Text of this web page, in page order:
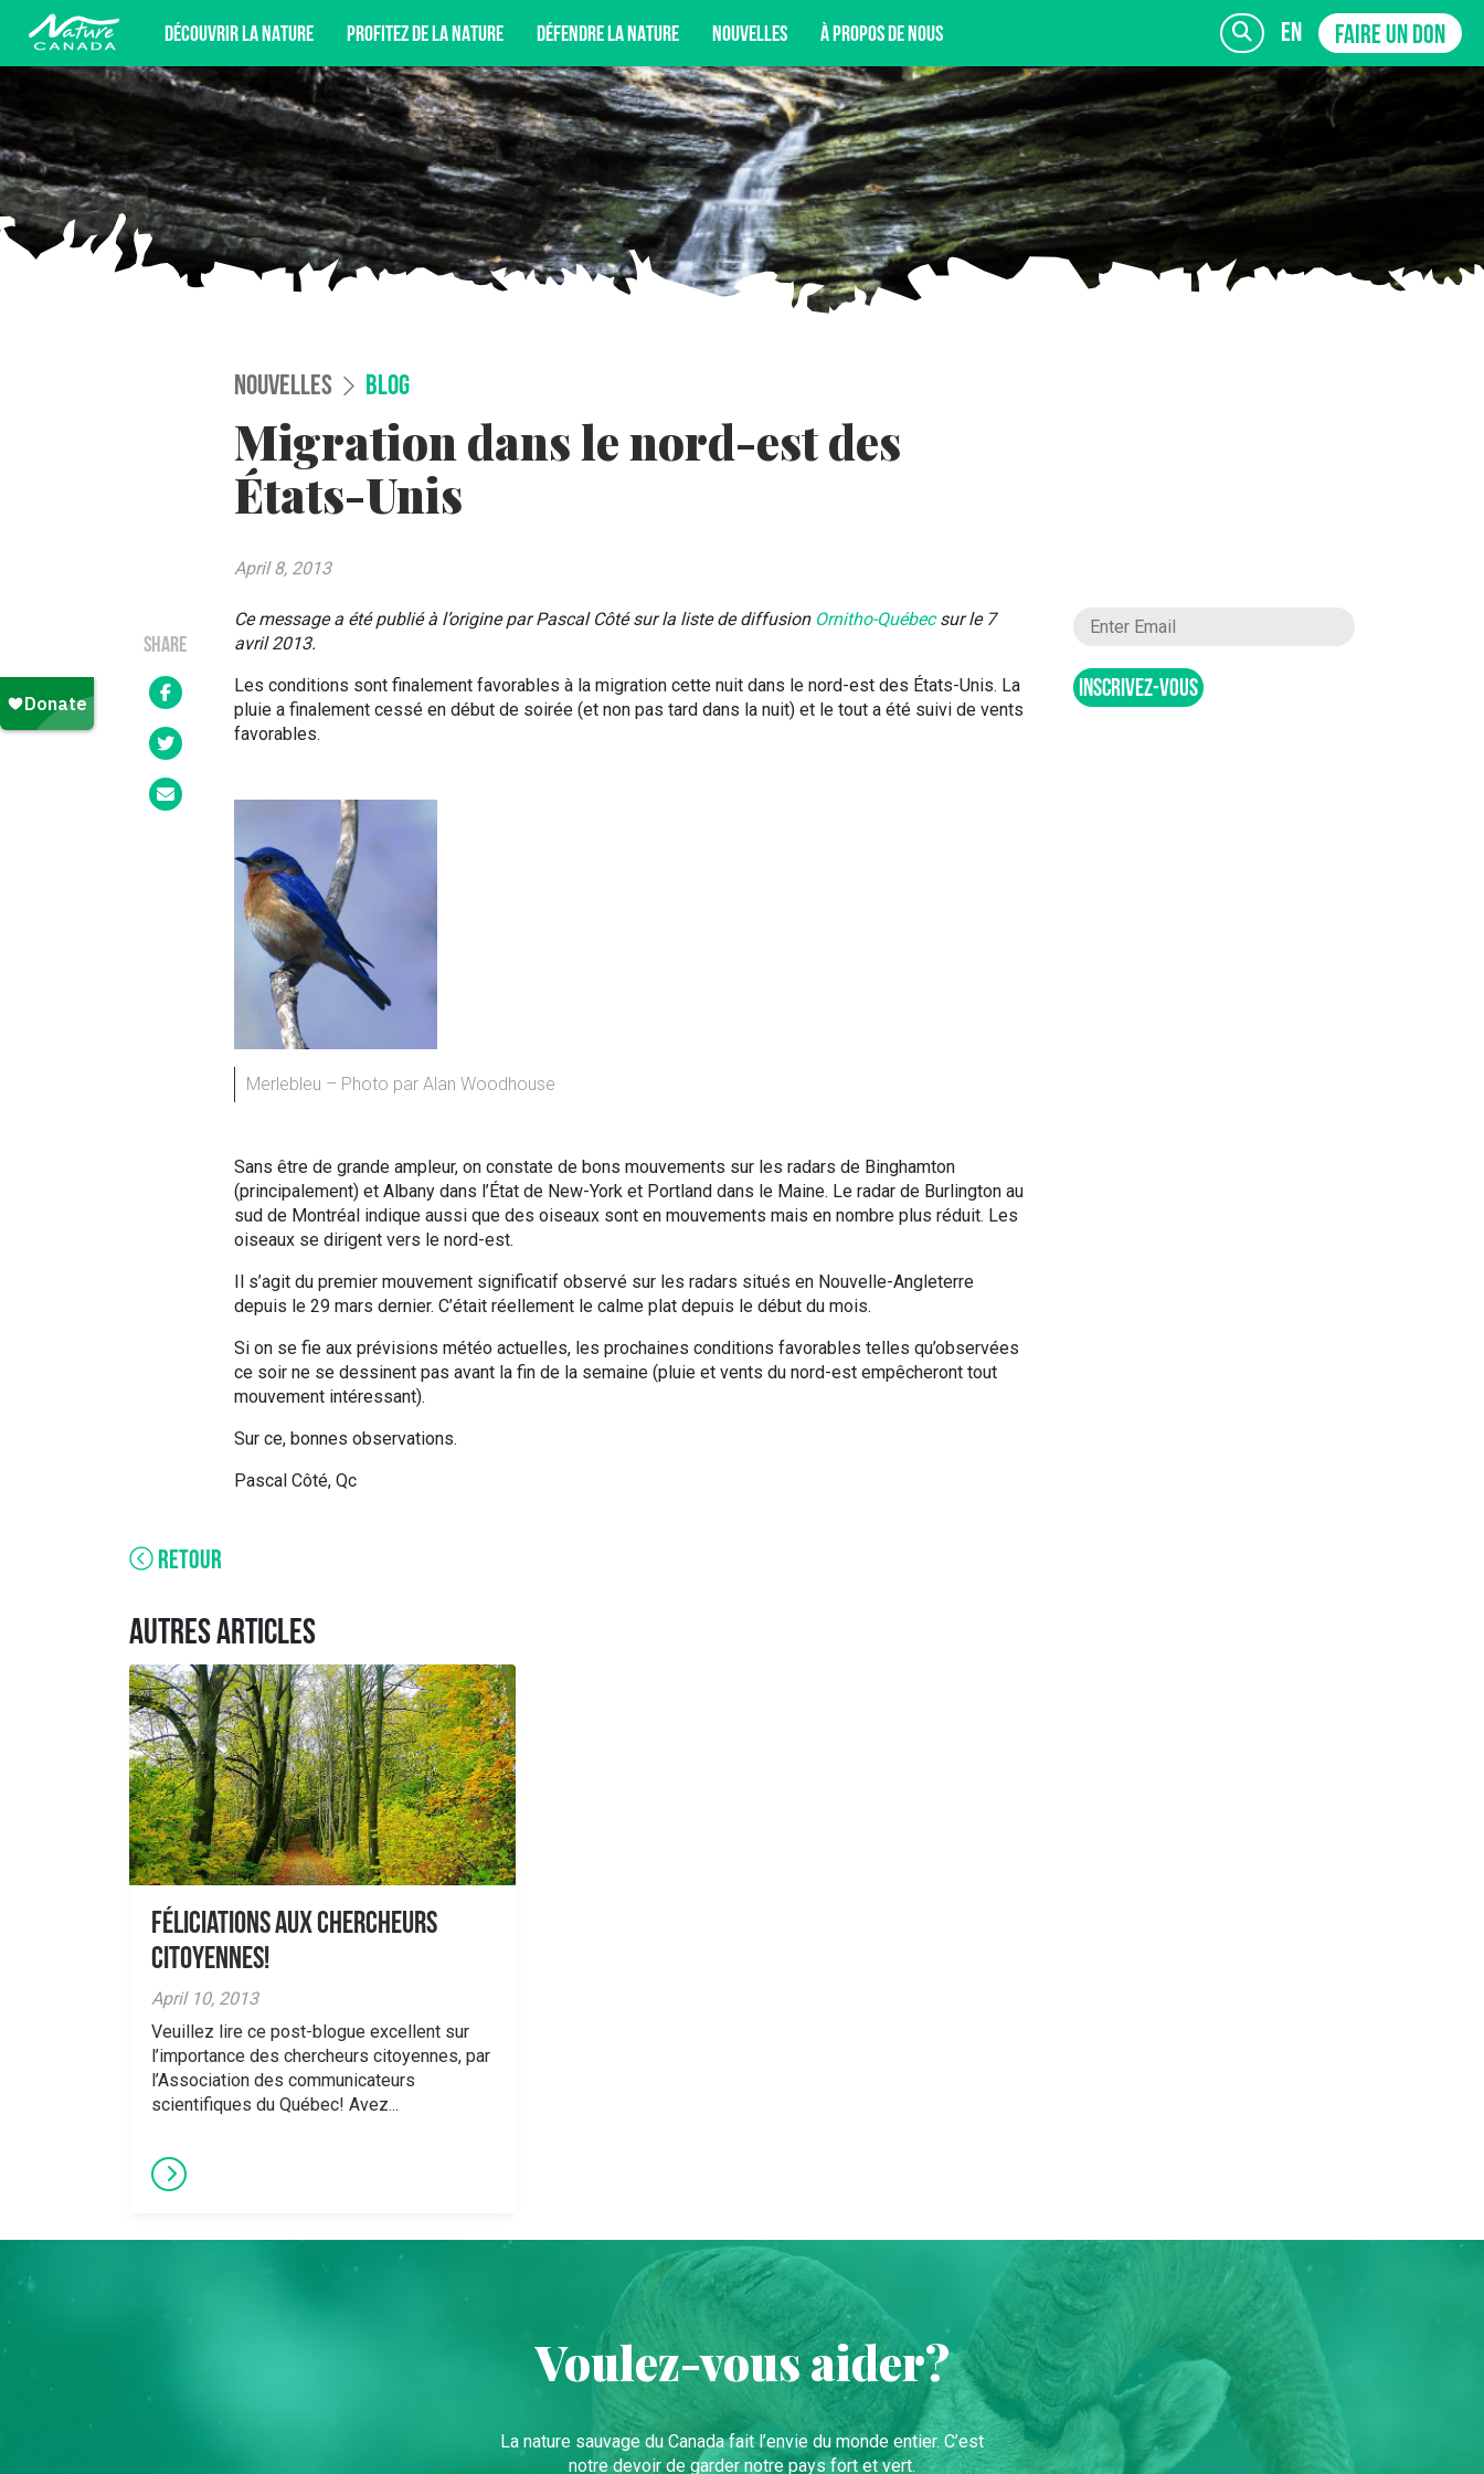
DÉCOUVRIR LA NATURE PROFITEZ DE LA NATURE DÉFENDRE LA NATURE NOUVELLES À PROPOS DE NOUS en FAIRE UN DON
INSCRIVEZ-VOUS POUR ÊTRE AU FAIT DE NOS CAMPAGNES, DE NOS ACTIVITÉS DE
DÉFENSE DE LA NATURE, ET PLUS ENCORE.
INSCRIVEZ-VOUS
NOUVELLES BLOG
Migration dans le nord-est des
États-Unis
April 8, 2013
SHARE
Ce message a été publié à l’origine par Pascal Côté sur la liste de diffusion Ornitho-Québecsur le 7
avril 2013.
Les conditions sont finalement favorables à la migration cette nuit dans le nord-est des États-Unis. La
pluie a finalement cessé en début de soirée (et non pas tard dans la nuit) et le tout a été suivi de vents
favorables.
Merlebleu – Photo par Alan Woodhouse
Sans être de grande ampleur, on constate de bons mouvements sur les radars de Binghamton
(principalement) et Albany dans l’État de New-York et Portland dans le Maine. Le radar de Burlington au
sud de Montréal indique aussi que des oiseaux sont en mouvements mais en nombre plus réduit. Les
oiseaux se dirigent vers le nord-est.
Il s’agit du premier mouvement significatif observé sur les radars situés en Nouvelle-Angleterre
depuis le 29 mars dernier. C’était réellement le calme plat depuis le début du mois.
Si on se fie aux prévisions météo actuelles, les prochaines conditions favorables telles qu’observées
ce soir ne se dessinent pas avant la fin de la semaine (pluie et vents du nord-est empêcheront tout
mouvement intéressant).
Sur ce, bonnes observations.
Pascal Côté, Qc
INSCRIVEZ-VOUS
RETOUR
AUTRES ARTICLES
Féliciations aux chercheurs
citoyennes!
April 10, 2013
Veuillez lire ce post-blogue excellent sur
l’importance des chercheurs citoyennes, par
l’Association des communicateurs
scientifiques du Québec! Avez...
Voulez-vous aider?
La nature sauvage du Canada fait l’envie du monde entier. C’est
notre devoir de garder notre pays fort et vert.